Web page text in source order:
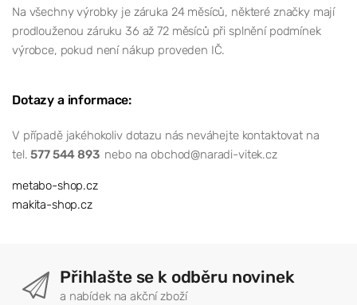
Na všechny výrobky je záruka 24 měsíců, některé značky mají
prodlouženou záruku 36 až 72 měsíců při splnění podmínek
výrobce, pokud není nákup proveden IČ.
Dotazy a informace:
V případě jakéhokoliv dotazu nás neváhejte kontaktovat na
tel.577 544 893 nebo na obchod@naradi-vitek.cz
metabo-shop.cz
makita-shop.cz
Přihlašte se k odběru novinek
a nabídek na akční zboží